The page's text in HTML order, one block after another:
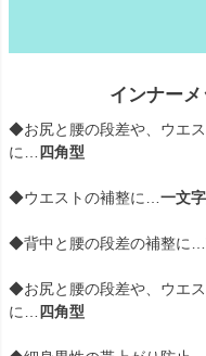
インナー
◆お尻と腰の段差や、ウエ
に…
四角型
◆ウエストの補整に… 一文
◆背中と腰の段差の補整に…
◆お尻と腰の段差や、ウエ
に…
四角型